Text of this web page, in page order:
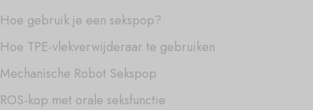
Hoe gebruik je een sekspop?
Hoe TPE-vlekverwijderaar te gebruiken
Mechanische Robot Sekspop
ROS-kop met orale seksfunctie